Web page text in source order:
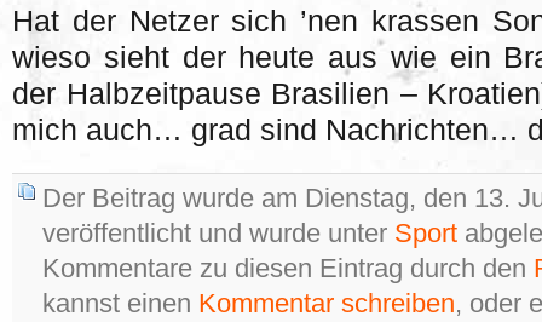
Hat der Netzer sich ’nen krassen
wieso sieht der heute aus wie ein
der Halbzeitpause Brasilien –
mich auch… grad sind Nachrichten…
Der Beitrag wurde am Dienstag, den 13.
veröffentlicht und wurde unter Sport
Kommentare zu diesen Eintrag durch den
kannst einen Kommentar schreiben, oder